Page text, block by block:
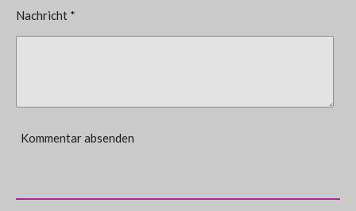
Nachricht *
Kommentar absenden